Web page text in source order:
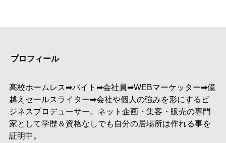
プロフィール
高校ホームレス➡︎バイト➡︎会社員➡︎WEBマーケッター➡︎億
越えセールスライター➡︎会社や個人の強みを形にするビ
ジネスプロデューサー。ネット企画・集客・販売の専門
家として学歴＆資格なしでも自分の居場所は作れる事を
証明中。